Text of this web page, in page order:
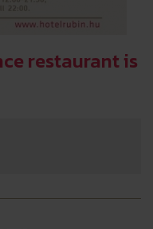
restaurant is